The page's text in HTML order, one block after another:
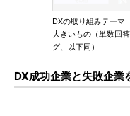
DXの取り組みテーマ
大きいもの（単数回
グ、以下同）
DX成功企業と失敗企業